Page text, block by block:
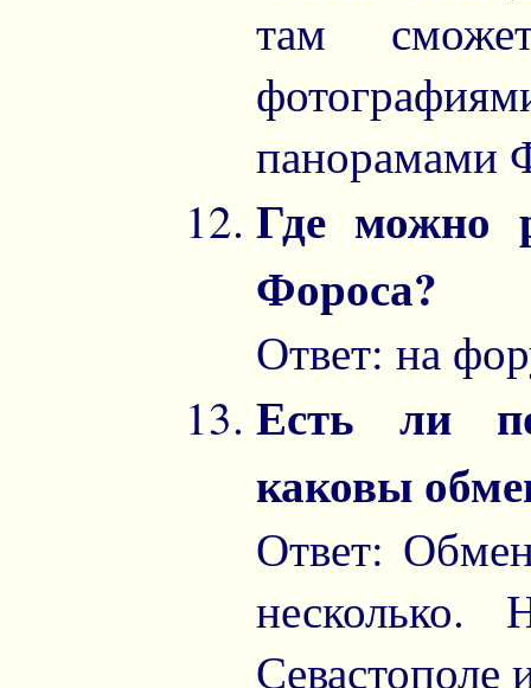
там
панорамами
Где можно
Фороса?
Ответ: на
Есть ли
каковы
Ответ: